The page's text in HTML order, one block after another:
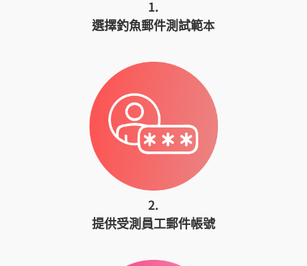
1.
選擇釣魚郵件測試範本
2.
提供受測員工郵件帳號